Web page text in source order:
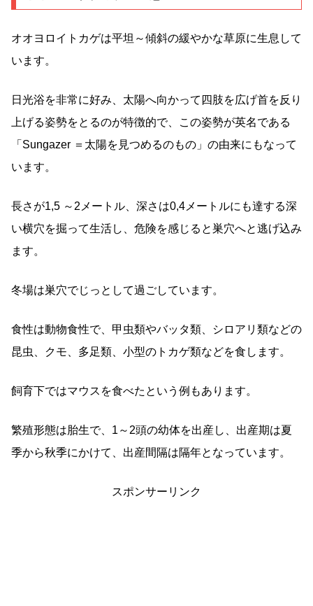
オオヨロイトカゲは平坦～傾斜の緩やかな草原に生息して
います。
日光浴を非常に好み、太陽へ向かって四肢を広げ首を反り
上げる姿勢をとるのが特徴的で、この姿勢が英名である
「Sungazer ＝太陽を見つめるのもの」の由来にもなって
います。
長さが1,5 ～2メートル、深さは0,4メートルにも達する深
い横穴を掘って生活し、危険を感じると巣穴へと逃げ込み
ます。
冬場は巣穴でじっとして過ごしています。
食性は動物食性で、甲虫類やバッタ類、シロアリ類などの
昆虫、クモ、多足類、小型のトカゲ類などを食します。
飼育下ではマウスを食べたという例もあります。
繁殖形態は胎生で、1～2頭の幼体を出産し、出産期は夏
季から秋季にかけて、出産間隔は隔年となっています。
スポンサーリンク